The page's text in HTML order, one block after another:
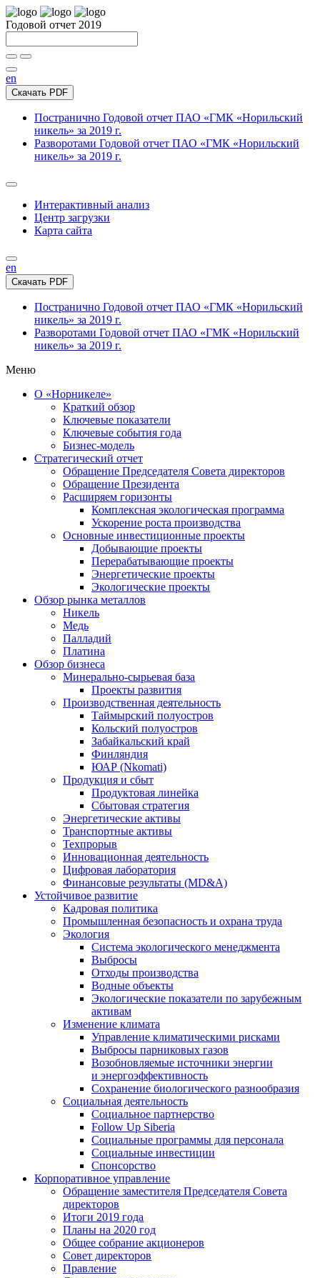
Годовой отчет 2019
en
Скачать PDF
Постранично Годовой отчет ПАО «ГМК «Норильский
никель» за 2019 г.
Разворотами Годовой отчет ПАО «ГМК «Норильский
никель» за 2019 г.
Интерактивный анализ
Центр загрузки
Карта сайта
en
Скачать PDF
Постранично Годовой отчет ПАО «ГМК «Норильский
никель» за 2019 г.
Разворотами Годовой отчет ПАО «ГМК «Норильский
никель» за 2019 г.
Меню
О «Норникеле»
Краткий обзор
Ключевые показатели
Ключевые события года
Бизнес-модель
Стратегический отчет
Обращение Председателя Совета директоров
Обращение Президента
Расширяем горизонты
Комплексная экологическая программа
Ускорение роста производства
Основные инвестиционные проекты
Добывающие проекты
Перерабатывающие проекты
Энергетические проекты
Экологические проекты
Обзор рынка металлов
Никель
Медь
Палладий
Платина
Обзор бизнеса
Минерально-сырьевая база
Проекты развития
Производственная деятельность
Таймырский полуостров
Кольский полуостров
Забайкальский край
Финляндия
ЮАР (Nkomati)
Продукция и сбыт
Продуктовая линейка
Сбытовая стратегия
Энергетические активы
Транспортные активы
Техпрорыв
Инновационная деятельность
Цифровая лаборатория
Финансовые результаты (MD&A)
Устойчивое развитие
Кадровая политика
Промышленная безопасность и охрана труда
Экология
Система экологического менеджмента
Выбросы
Отходы производства
Водные объекты
Экологические показатели по зарубежным
активам
Изменение климата
Управление климатическими рисками
Выбросы парниковых газов
Возобновляемые источники энергии
и энергоэффективность
Сохранение биологического разнообразия
Социальная деятельность
Социальное партнерство
Follow Up Siberia
Социальные программы для персонала
Социальные инвестиции
Спонсорство
Корпоративное управление
Обращение заместителя Председателя Совета
директоров
Итоги 2019 года
Планы на 2020 год
Общее собрание акционеров
Совет директоров
Правление